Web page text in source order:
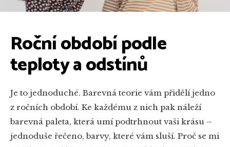
Roční období podle
teploty a odstínů
Je to jednoduché. Barevná teorie vám přidělí jedno
z ročních období. Ke každému z nich pak náleží
barevná paleta, která umí podtrhnout vaši krásu –
jednoduše řečeno, barvy, které vám sluší. Proč se mi